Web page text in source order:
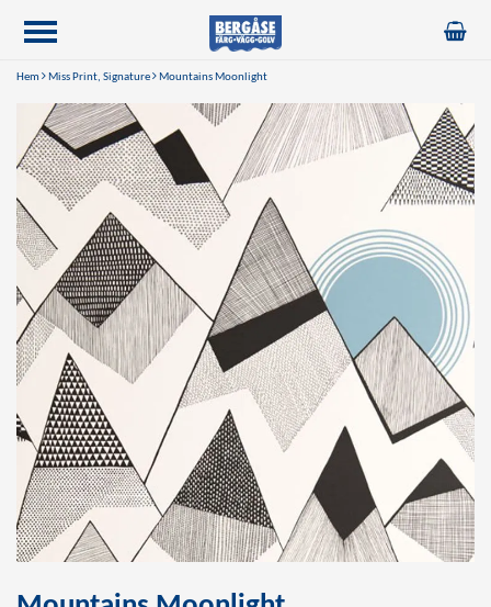
Hem Miss Print, Signature Mountains Moonlight